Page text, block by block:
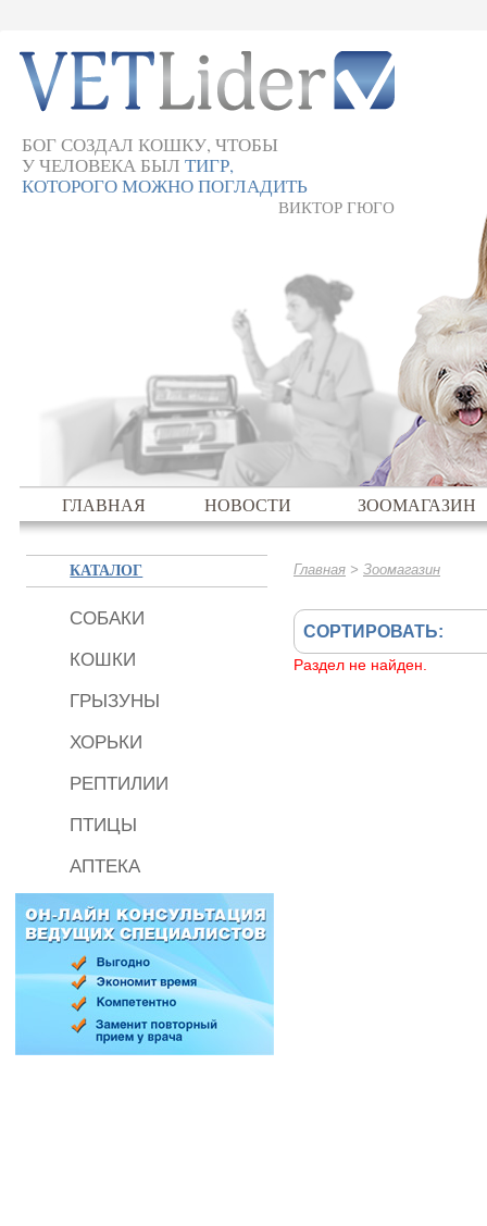
БОГ СОЗДАЛ КОШКУ, ЧТОБЫ
У ЧЕЛОВЕКА БЫЛТИГР,
КОТОРОГО МОЖНО ПОГЛАДИТЬ
ВИКТОР ГЮГО
ГЛАВНАЯ НОВОСТИ ЗООМАГАЗИН
Главная> Зоомагазин
СОРТИРОВАТЬ:
Раздел не найден.
КАТАЛОГ
СОБАКИ
КОШКИ
ГРЫЗУНЫ
ХОРЬКИ
РЕПТИЛИИ
ПТИЦЫ
АПТЕКА